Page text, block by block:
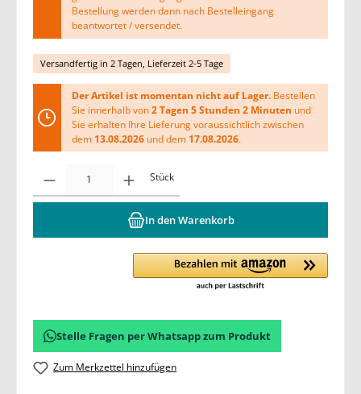
Bestellung werden dann nach Bestelleingang
beantwortet / versendet.
Versandfertig in 2 Tagen, Lieferzeit 2-5 Tage
Der Artikel ist momentan nicht auf Lager.Bestellen
Sie innerhalb von2 Tagen 5 Stunden 2 Minuten und
Sie erhalten Ihre Lieferung voraussichtlich zwischen
dem 13.08.2026und dem 17.08.2026.
Stück
In den Warenkorb
Stelle Fragen per Whatsapp zum Produkt
Zum Merkzettel hinzufügen